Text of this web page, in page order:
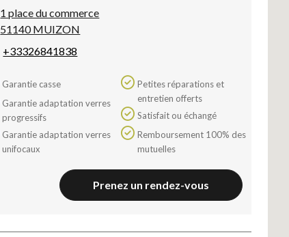
1 place du commerce
51140 MUIZON
+33326841838
Garantie casse
progressifs
unifocaux
entretien offerts
Satisfait ou échangé
mutuelles
Prenez un rendez-vous
Axeptio consent